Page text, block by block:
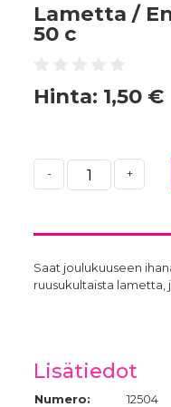
Lametta /
50 c
Hinta: 1,50 €
- +
Saat joulukuuseen
ruusukultaista lametta,
Lisätiedot
Numero:
12504